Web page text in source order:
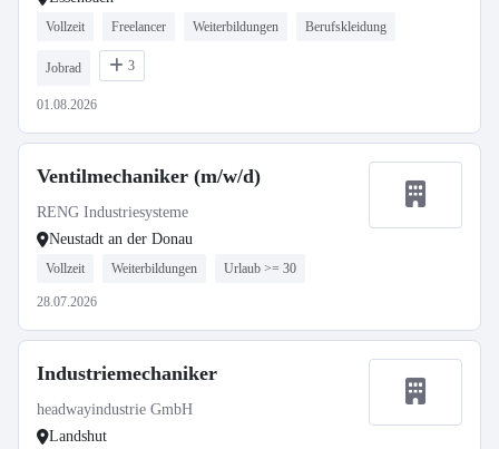
Vollzeit Freelancer Weiterbildungen Berufskleidung
Jobrad 3
01.08.2026
Ventilmechaniker (m/w/d)
RENG Industriesysteme
Neustadt an der Donau
Vollzeit Weiterbildungen Urlaub >= 30
28.07.2026
Industriemechaniker
headwayindustrie GmbH
Landshut